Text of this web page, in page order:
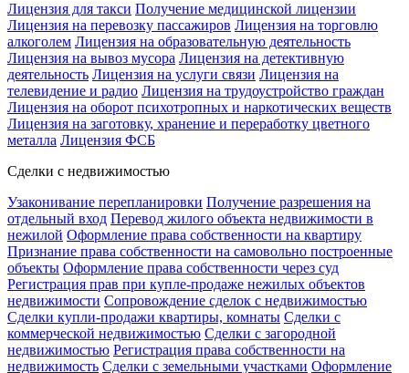
Лицензия для такси Получение медицинской лицензии
Лицензия на перевозку пассажиров Лицензия на торговлю
алкоголем Лицензия на образовательную деятельность
Лицензия на вывоз мусора Лицензия на детективную
деятельность Лицензия на услуги связи Лицензия на
телевидение и радио Лицензия на трудоустройство граждан
Лицензия на оборот психотропных и наркотических веществ
Лицензия на заготовку, хранение и переработку цветного
металла Лицензия ФСБ
Сделки с недвижимостью
Узаконивание перепланировки Получение разрешения на
отдельный вход Перевод жилого объекта недвижимости в
нежилой Оформление права собственности на квартиру
Признание права собственности на самовольно построенные
объекты Оформление права собственности через суд
Регистрация прав при купле-продаже нежилых объектов
недвижимости Сопровождение сделок с недвижимостью
Сделки купли-продажи квартиры, комнаты Сделки с
коммерческой недвижимостью Сделки с загородной
недвижимостью Регистрация права собственности на
недвижимость Сделки с земельными участками Оформление